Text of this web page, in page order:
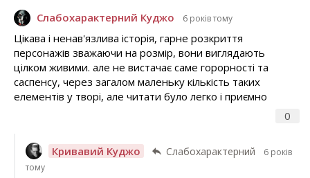
Слабохарактерний Куджо 6 років тому
0
Цікава і ненав'язлива історія, гарне розкриття
персонажів зважаючи на розмір, вони виглядають
цілком живими. але не вистачає саме горорності та
саспенсу, через загалом маленьку кількість таких
елементів у творі, але читати було легко і приємно
Кривавий Куджо Слабохарактерний
6 років
тому